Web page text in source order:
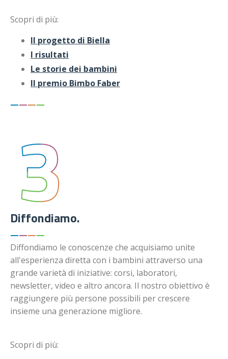
Scopri di più:
Il progetto di Biella
I risultati
Le storie dei bambini
Il premio Bimbo Faber
————
Diffondiamo.
————
Diffondiamo le conoscenze che acquisiamo unite
all'esperienza diretta con i bambini attraverso una
grande varietà di iniziative: corsi, laboratori,
newsletter, video e altro ancora. Il nostro obiettivo è
raggiungere più persone possibili per crescere
insieme una generazione migliore.
Scopri di più: